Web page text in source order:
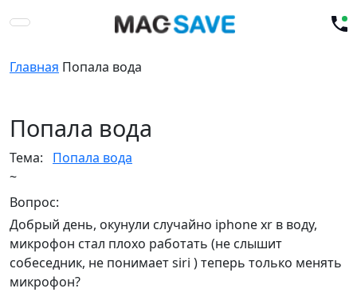
Главная Попала вода
Попала вода
Тема:
Попала вода
~
Вопрос:
Добрый день, окунули случайно iphone xr в воду,
микрофон стал плохо работать (не слышит
собеседник, не понимает siri ) теперь только менять
микрофон?